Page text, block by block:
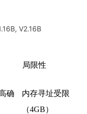
V2.16B
局限性
确
内存寻址受限
（4GB）